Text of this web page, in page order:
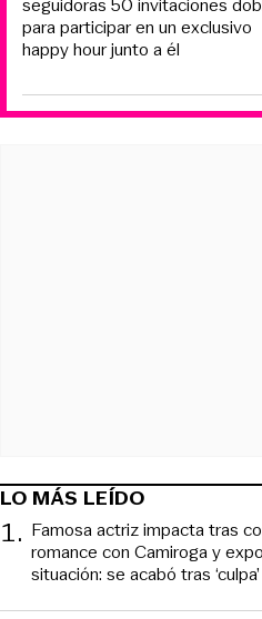
para participar en un exclusivo
happy hour junto a él
LO MÁS LEÍDO
1. Famosa actriz impacta tras
romance con Camiroga y
situación: se acabó tras